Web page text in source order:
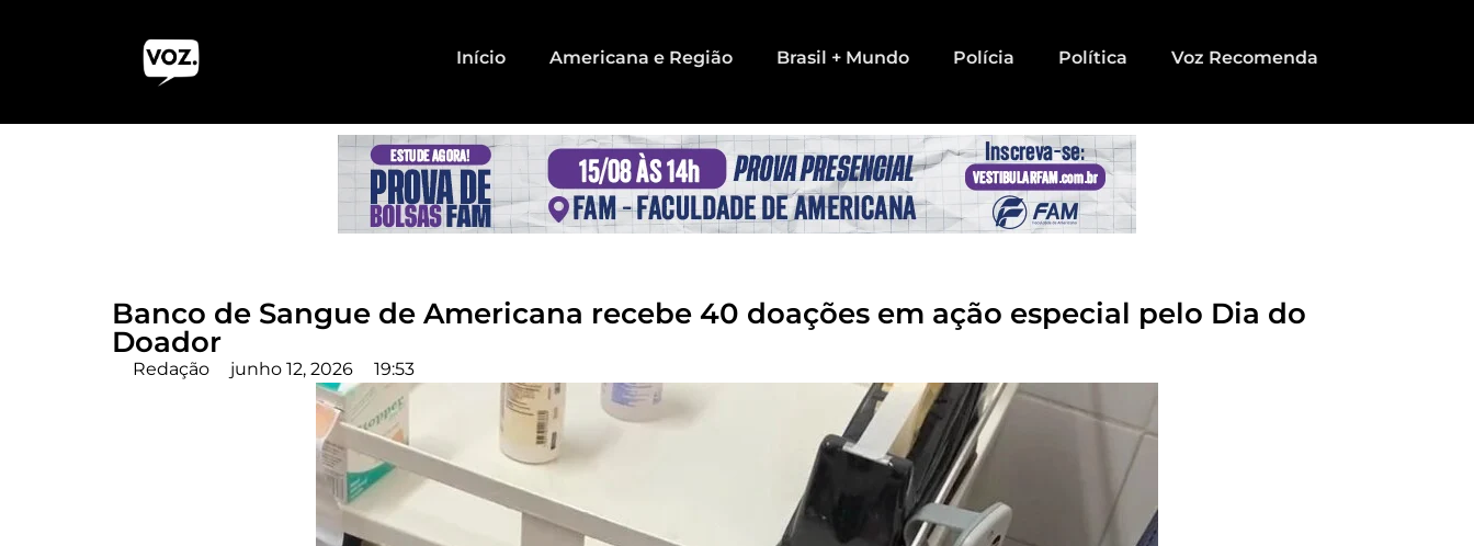
Início Americana e Região Brasil + Mundo Polícia Política Voz Recomenda
Banco de Sangue de Americana recebe 40 doações em ação especial pelo Dia do
Doador
Redação junho 12, 2026 19:53